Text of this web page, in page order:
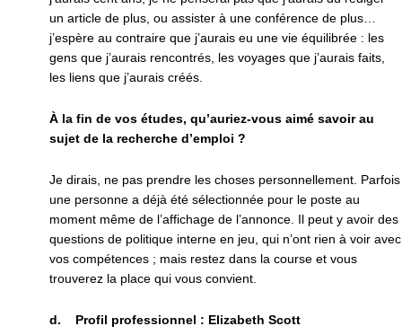
un article de plus, ou assister à une conférence de plus…
j’espère au contraire que j’aurais eu une vie équilibrée : les
gens que j’aurais rencontrés, les voyages que j’aurais faits,
les liens que j’aurais créés.
À la fin de vos études, qu’auriez-vous aimé savoir au
sujet de la recherche d’emploi ?
Je dirais, ne pas prendre les choses personnellement. Parfois
une personne a déjà été sélectionnée pour le poste au
moment même de l’affichage de l’annonce. Il peut y avoir des
questions de politique interne en jeu, qui n’ont rien à voir avec
vos compétences ; mais restez dans la course et vous
trouverez la place qui vous convient.
d. Profil professionnel : Elizabeth Scott